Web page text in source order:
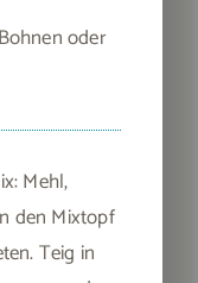
oder
Mehl,
den Mixtopf
Teig in